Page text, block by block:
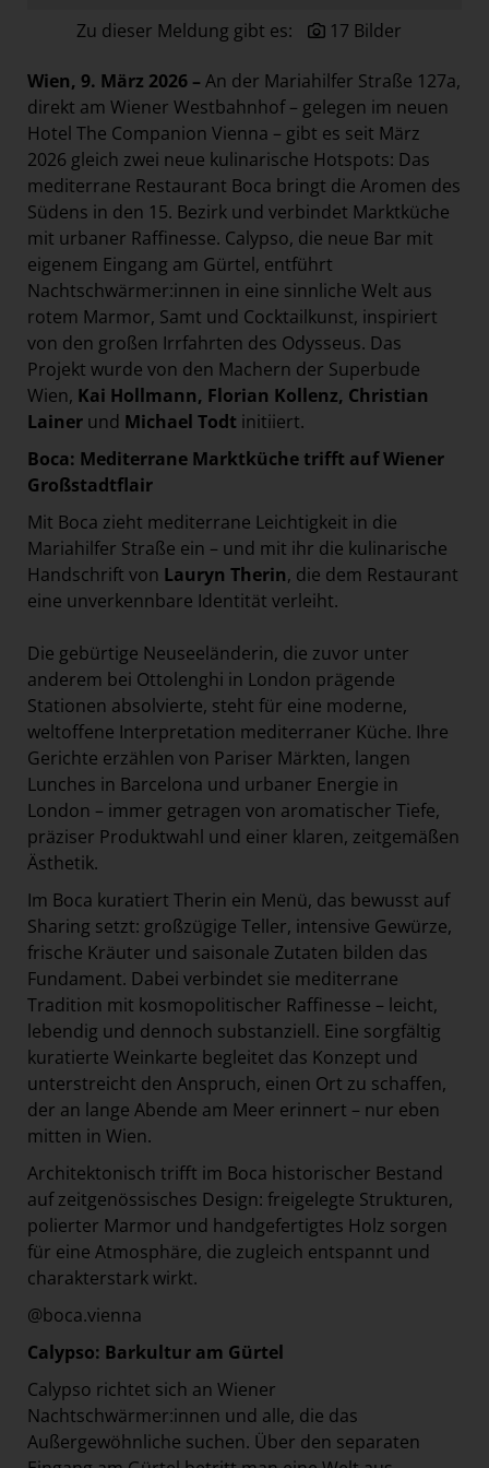
section.d
Swiss Life Select
The Companion
The Hoxton
Unibail-Rodamco-Westfield
Vöslauer
MEDIA
KONTAKT
Zu dieser Meldung gibt es: 17 Bilder
Wien, 9. März 2026 – An der Mariahilfer Straße 127a,
direkt am Wiener Westbahnhof – gelegen im neuen
Hotel The Companion Vienna – gibt es seit März
2026 gleich zwei neue kulinarische Hotspots: Das
mediterrane Restaurant Boca bringt die Aromen des
Südens in den 15. Bezirk und verbindet Marktküche
mit urbaner Raffinesse. Calypso, die neue Bar mit
eigenem Eingang am Gürtel, entführt
Nachtschwärmer:innen in eine sinnliche Welt aus
rotem Marmor, Samt und Cocktailkunst, inspiriert
von den großen Irrfahrten des Odysseus. Das
Projekt wurde von den Machern der Superbude
Wien, Kai Hollmann, Florian Kollenz, Christian
Lainer und Michael Todt initiiert.
Boca: Mediterrane Marktküche trifft auf Wiener
Großstadtflair
Mit Boca zieht mediterrane Leichtigkeit in die
Mariahilfer Straße ein – und mit ihr die kulinarische
Handschrift von Lauryn Therin, die dem Restaurant
eine unverkennbare Identität verleiht.
Die gebürtige Neuseeländerin, die zuvor unter
anderem bei Ottolenghi in London prägende
Stationen absolvierte, steht für eine moderne,
weltoffene Interpretation mediterraner Küche. Ihre
Gerichte erzählen von Pariser Märkten, langen
Lunches in Barcelona und urbaner Energie in
London – immer getragen von aromatischer Tiefe,
präziser Produktwahl und einer klaren, zeitgemäßen
Ästhetik.
Im Boca kuratiert Therin ein Menü, das bewusst auf
Sharing setzt: großzügige Teller, intensive Gewürze,
frische Kräuter und saisonale Zutaten bilden das
Fundament. Dabei verbindet sie mediterrane
Tradition mit kosmopolitischer Raffinesse – leicht,
lebendig und dennoch substanziell. Eine sorgfältig
kuratierte Weinkarte begleitet das Konzept und
unterstreicht den Anspruch, einen Ort zu schaffen,
der an lange Abende am Meer erinnert – nur eben
mitten in Wien.
Architektonisch trifft im Boca historischer Bestand
auf zeitgenössisches Design: freigelegte Strukturen,
polierter Marmor und handgefertigtes Holz sorgen
für eine Atmosphäre, die zugleich entspannt und
charakterstark wirkt.
@boca.vienna
Calypso: Barkultur am Gürtel
Calypso richtet sich an Wiener
Nachtschwärmer:innen und alle, die das
Außergewöhnliche suchen. Über den separaten